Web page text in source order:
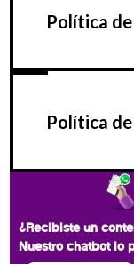
Política
Política
¿Recibiste un
Nuestro chatbot lo